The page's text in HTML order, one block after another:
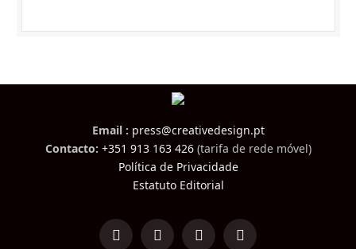
Email : press@creativedesign.pt
Contacto: +351 913 163 426(tarifa de rede móvel)
Política de Privacidade
Estatuto Editorial
LinkedInFacebookInstagramTikTok